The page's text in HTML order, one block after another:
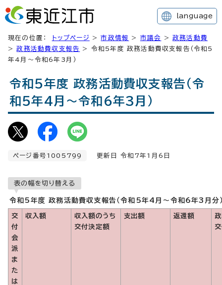
language
現在の位置： トップページ >市政情報 > 市議会 >政務活動費
>政務活動費収支報告
> 令和5年度 政務活動費収支報告（令和5
年4月～令和6年3月）
令和5年度 政務活動費収支報告（令
和5年4月～令和6年3月）
ページ番号1005799 更新日 令和7年1月6日
表の幅を切り替える
令和5年度 政務活動費収支報告（令和5年4月～令和6年3月分
交
付
会
派
ま
た
は
収入額
収入額のうち
交付決定額
支出額 返還額